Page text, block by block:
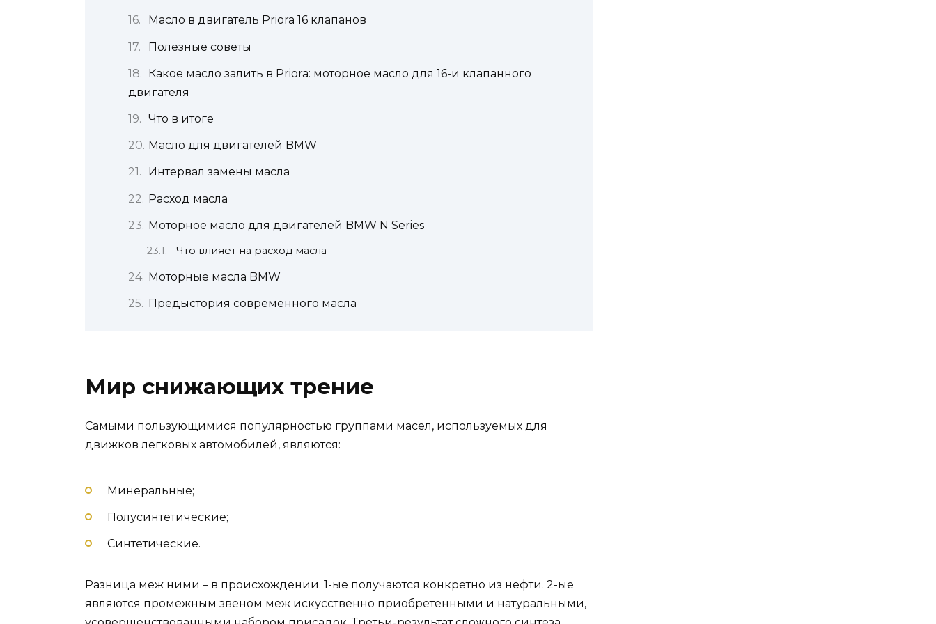
Масло в двигатель Priora 16 клапанов
Полезные советы
Какое масло залить в Priora: моторное масло для 16-и клапанного
двигателя
Что в итоге
Масло для двигателей BMW
Интервал замены масла
Расход масла
Моторное масло для двигателей BMW N Series
Что влияет на расход масла
Моторные масла BMW
Предыстория современного масла
Мир снижающих трение
Самыми пользующимися популярностью группами масел, используемых для
движков легковых автомобилей, являются:
Минеральные;
Полусинтетические;
Синтетические.
Разница меж ними – в происхождении. 1-ые получаются конкретно из нефти. 2-ые
являются промежным звеном меж искусственно приобретенными и натуральными,